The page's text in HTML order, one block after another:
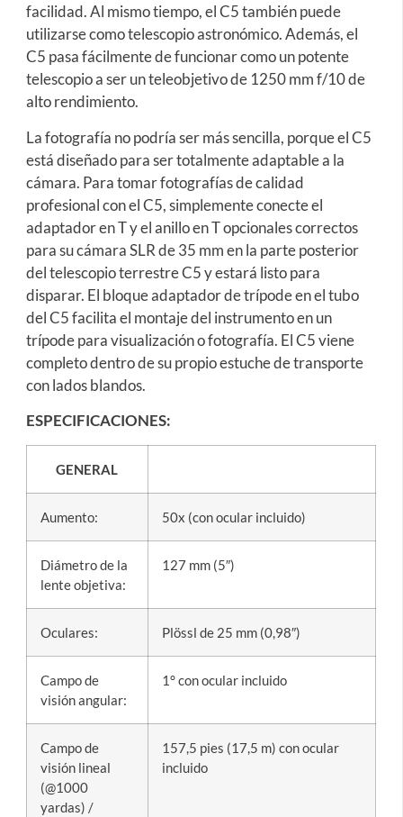
facilidad. Al mismo tiempo, el C5 también puede
utilizarse como telescopio astronómico. Además, el
C5 pasa fácilmente de funcionar como un potente
telescopio a ser un teleobjetivo de 1250 mm f/10 de
alto rendimiento.
La fotografía no podría ser más sencilla, porque el C5
está diseñado para ser totalmente adaptable a la
cámara. Para tomar fotografías de calidad
profesional con el C5, simplemente conecte el
adaptador en T y el anillo en T opcionales correctos
para su cámara SLR de 35 mm en la parte posterior
del telescopio terrestre C5 y estará listo para
disparar. El bloque adaptador de trípode en el tubo
del C5 facilita el montaje del instrumento en un
trípode para visualización o fotografía. El C5 viene
completo dentro de su propio estuche de transporte
con lados blandos.
ESPECIFICACIONES:
GENERAL
Aumento: 50x (con ocular incluido)
Diámetro de la
lente objetiva:
127 mm (5″)
Oculares: Plössl de 25 mm (0,98″)
Campo de
visión angular:
1° con ocular incluido
Campo de
visión lineal
(@1000
yardas) /
157,5 pies (17,5 m) con ocular
incluido